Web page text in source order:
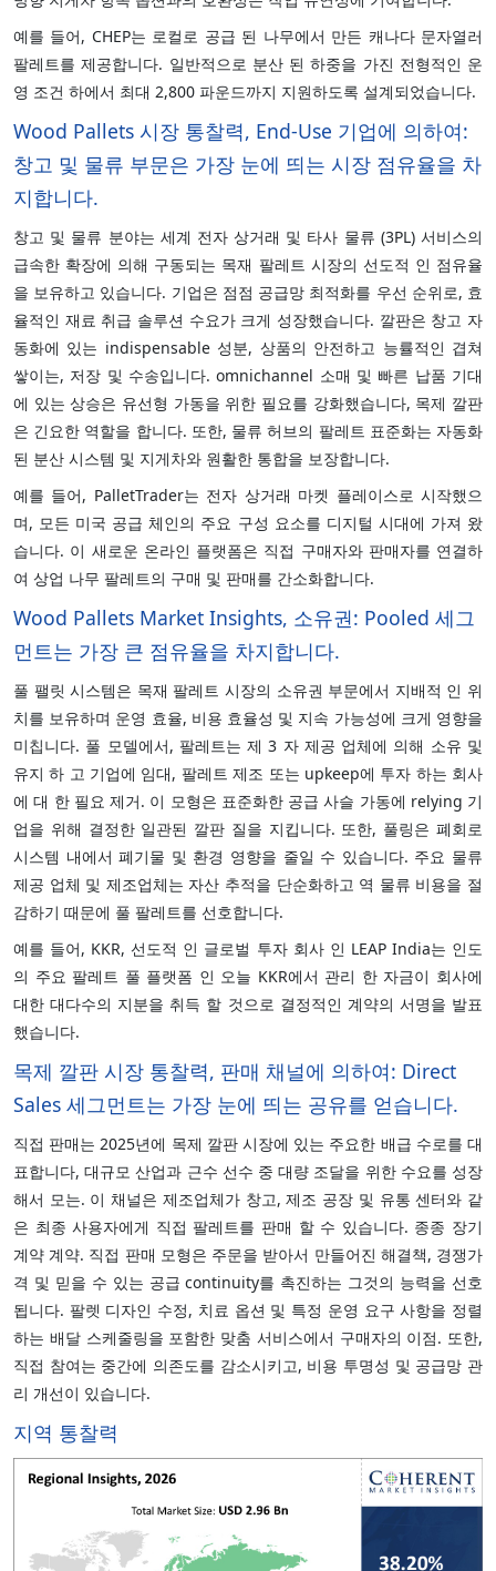
예를 들어, CHEP는 로컬로 공급 된 나무에서 만든 캐나다 문자열러
팔레트를 제공합니다. 일반적으로 분산 된 하중을 가진 전형적인 운
영 조건 하에서 최대 2,800 파운드까지 지원하도록 설계되었습니다.
Wood Pallets 시장 통찰력, End-Use 기업에 의하여:
창고 및 물류 부문은 가장 눈에 띄는 시장 점유율을 차
지합니다.
창고 및 물류 분야는 세계 전자 상거래 및 타사 물류 (3PL) 서비스의
급속한 확장에 의해 구동되는 목재 팔레트 시장의 선도적 인 점유율
을 보유하고 있습니다. 기업은 점점 공급망 최적화를 우선 순위로, 효
율적인 재료 취급 솔루션 수요가 크게 성장했습니다. 깔판은 창고 자
동화에 있는 indispensable 성분, 상품의 안전하고 능률적인 겹쳐
쌓이는, 저장 및 수송입니다. omnichannel 소매 및 빠른 납품 기대
에 있는 상승은 유선형 가동을 위한 필요를 강화했습니다, 목제 깔판
은 긴요한 역할을 합니다. 또한, 물류 허브의 팔레트 표준화는 자동화
된 분산 시스템 및 지게차와 원활한 통합을 보장합니다.
예를 들어, PalletTrader는 전자 상거래 마켓 플레이스로 시작했으
며, 모든 미국 공급 체인의 주요 구성 요소를 디지털 시대에 가져 왔
습니다. 이 새로운 온라인 플랫폼은 직접 구매자와 판매자를 연결하
여 상업 나무 팔레트의 구매 및 판매를 간소화합니다.
Wood Pallets Market Insights, 소유권: Pooled 세그
먼트는 가장 큰 점유율을 차지합니다.
풀 팰릿 시스템은 목재 팔레트 시장의 소유권 부문에서 지배적 인 위
치를 보유하며 운영 효율, 비용 효율성 및 지속 가능성에 크게 영향을
미칩니다. 풀 모델에서, 팔레트는 제 3 자 제공 업체에 의해 소유 및
유지 하 고 기업에 임대, 팔레트 제조 또는 upkeep에 투자 하는 회사
에 대 한 필요 제거. 이 모형은 표준화한 공급 사슬 가동에 relying 기
업을 위해 결정한 일관된 깔판 질을 지킵니다. 또한, 풀링은 폐회로
시스템 내에서 폐기물 및 환경 영향을 줄일 수 있습니다. 주요 물류
제공 업체 및 제조업체는 자산 추적을 단순화하고 역 물류 비용을 절
감하기 때문에 풀 팔레트를 선호합니다.
예를 들어, KKR, 선도적 인 글로벌 투자 회사 인 LEAP India는 인도
의 주요 팔레트 풀 플랫폼 인 오늘 KKR에서 관리 한 자금이 회사에
대한 대다수의 지분을 취득 할 것으로 결정적인 계약의 서명을 발표
했습니다.
목제 깔판 시장 통찰력, 판매 채널에 의하여: Direct
Sales 세그먼트는 가장 눈에 띄는 공유를 얻습니다.
직접 판매는 2025년에 목제 깔판 시장에 있는 주요한 배급 수로를 대
표합니다, 대규모 산업과 근수 선수 중 대량 조달을 위한 수요를 성장
해서 모는. 이 채널은 제조업체가 창고, 제조 공장 및 유통 센터와 같
은 최종 사용자에게 직접 팔레트를 판매 할 수 있습니다. 종종 장기
계약 계약. 직접 판매 모형은 주문을 받아서 만들어진 해결책, 경쟁가
격 및 믿을 수 있는 공급 continuity를 촉진하는 그것의 능력을 선호
됩니다. 팔렛 디자인 수정, 치료 옵션 및 특정 운영 요구 사항을 정렬
하는 배달 스케줄링을 포함한 맞춤 서비스에서 구매자의 이점. 또한,
직접 참여는 중간에 의존도를 감소시키고, 비용 투명성 및 공급망 관
리 개선이 있습니다.
지역 통찰력